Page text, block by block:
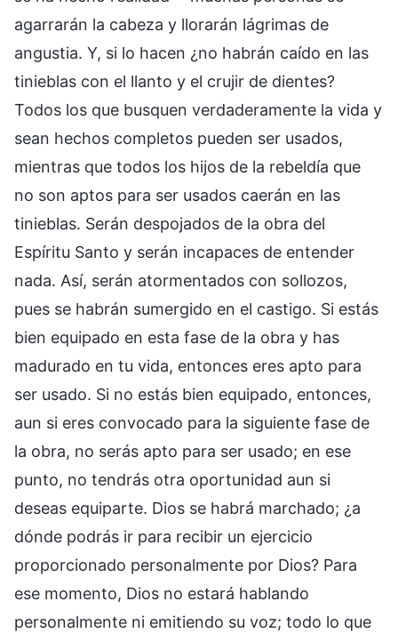
agarrarán la cabeza y llorarán lágrimas de
angustia. Y, si lo hacen ¿no habrán caído en las
tinieblas con el llanto y el crujir de dientes?
Todos los que busquen verdaderamente la vida y
sean hechos completos pueden ser usados,
mientras que todos los hijos de la rebeldía que
no son aptos para ser usados caerán en las
tinieblas. Serán despojados de la obra del
Espíritu Santo y serán incapaces de entender
nada. Así, serán atormentados con sollozos,
pues se habrán sumergido en el castigo. Si estás
bien equipado en esta fase de la obra y has
madurado en tu vida, entonces eres apto para
ser usado. Si no estás bien equipado, entonces,
aun si eres convocado para la siguiente fase de
la obra, no serás apto para ser usado; en ese
punto, no tendrás otra oportunidad aun si
deseas equiparte. Dios se habrá marchado; ¿a
dónde podrás ir para recibir un ejercicio
proporcionado personalmente por Dios? Para
ese momento, Dios no estará hablando
personalmente ni emitiendo su voz; todo lo que